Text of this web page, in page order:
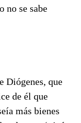
no se sabe
Diógenes, que
de él que
más bienes